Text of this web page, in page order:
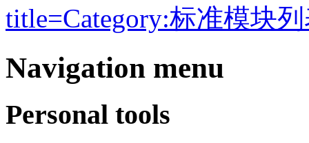
title=Category:标准模块
Navigation menu
Personal tools